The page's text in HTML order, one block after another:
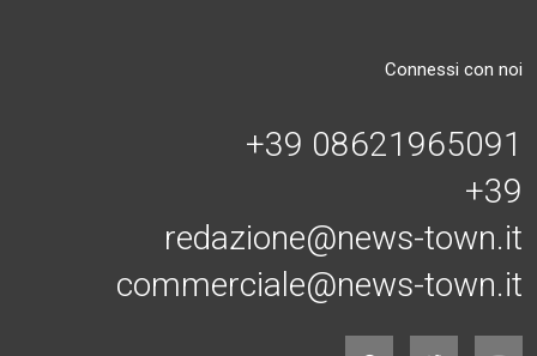
Connessi con noi
+39 08621965091
+39
redazione@news-town.it
commerciale@news-town.it